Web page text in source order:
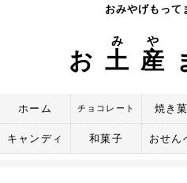
おみやげもって
お 土
み
産
や
ホーム チョコレート 焼き
キャンディ 和菓子 おせん